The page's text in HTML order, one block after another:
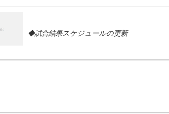
◆試合結果スケジュールの更新